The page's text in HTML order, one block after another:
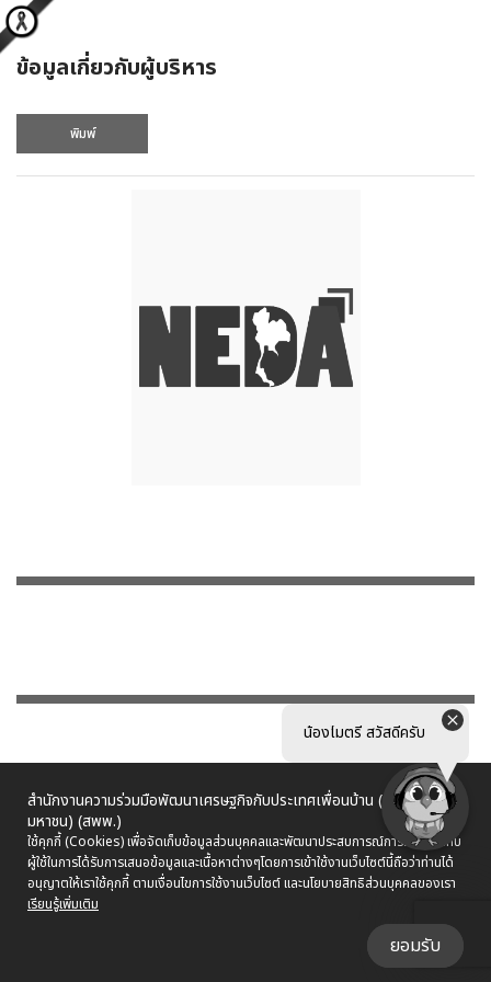
น้องไมตรี สวัสดีครับ
ข้อมูลเกี่ยวกับผู้บริหาร
พิมพ์
สำนักงานความร่วมมือพัฒนาเศรษฐกิจกับประเทศเพื่อนบ้าน (องค์การ
มหาชน) (สพพ.)
ใช้คุกกี้ (Cookies) เพื่อจัดเก็บข้อมูลส่วนบุคคลและพัฒนาประสบการณ์การใช้งานให้กับ
ผู้ใช้ในการได้รับการเสนอข้อมูลและเนื้อหาต่างๆโดยการเข้าใช้งานเว็บไซต์นี้ถือว่าท่านได้
อนุญาตให้เราใช้คุกกี้ ตามเงื่อนไขการใช้งานเว็บไซต์ และนโยบายสิทธิส่วนบุคคลของเรา
เรียนรู้เพิ่มเติม
ยอมรับ